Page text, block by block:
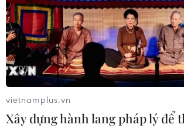
vietnamplus.vn
Xây dựng hành lang pháp lý để